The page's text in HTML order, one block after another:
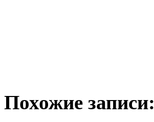
Похожие записи: